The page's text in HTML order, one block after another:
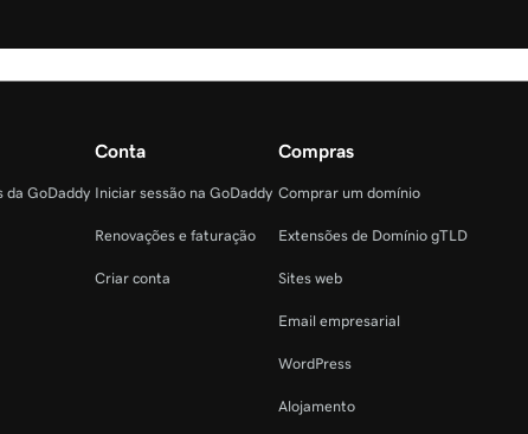
da GoDaddy
Conta
Iniciar sessão na GoDaddy
Renovações e faturação
Criar conta
Compras
Comprar um domínio
Extensões de Domínio gTLD
Sites web
Email empresarial
WordPress
Alojamento